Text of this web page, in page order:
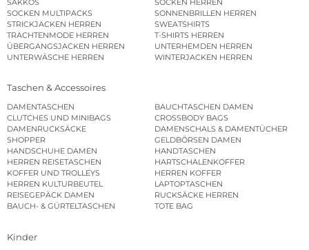
SOCKEN MULTIPACKS
SONNENBRILLEN HERREN
STRICKJACKEN HERREN
SWEATSHIRTS
TRACHTENMODE HERREN
T-SHIRTS HERREN
ÜBERGANGSJACKEN HERREN
UNTERHEMDEN HERREN
UNTERWÄSCHE HERREN
WINTERJACKEN HERREN
Taschen & Accessoires
DAMENTASCHEN
BAUCHTASCHEN DAMEN
CLUTCHES UND MINIBAGS
CROSSBODY BAGS
DAMENRUCKSÄCKE
DAMENSCHALS & DAMENTÜCHER
SHOPPER
GELDBÖRSEN DAMEN
HANDSCHUHE DAMEN
HANDTASCHEN
HERREN REISETASCHEN
HARTSCHALENKOFFER
KOFFER UND TROLLEYS
HERREN KOFFER
HERREN KULTURBEUTEL
LAPTOPTASCHEN
REISEGEPÄCK DAMEN
RUCKSÄCKE HERREN
BAUCH- & GÜRTELTASCHEN
TOTE BAG
Kinder